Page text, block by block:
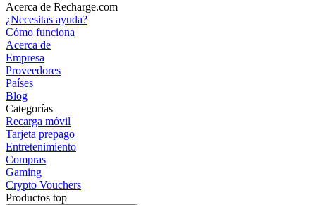
Acerca de Recharge.com
¿Necesitas ayuda?
Cómo funciona
Acerca de
Empresa
Proveedores
Países
Blog
Categorías
Recarga móvil
Tarjeta prepago
Entretenimiento
Compras
Gaming
Crypto Vouchers
Productos top